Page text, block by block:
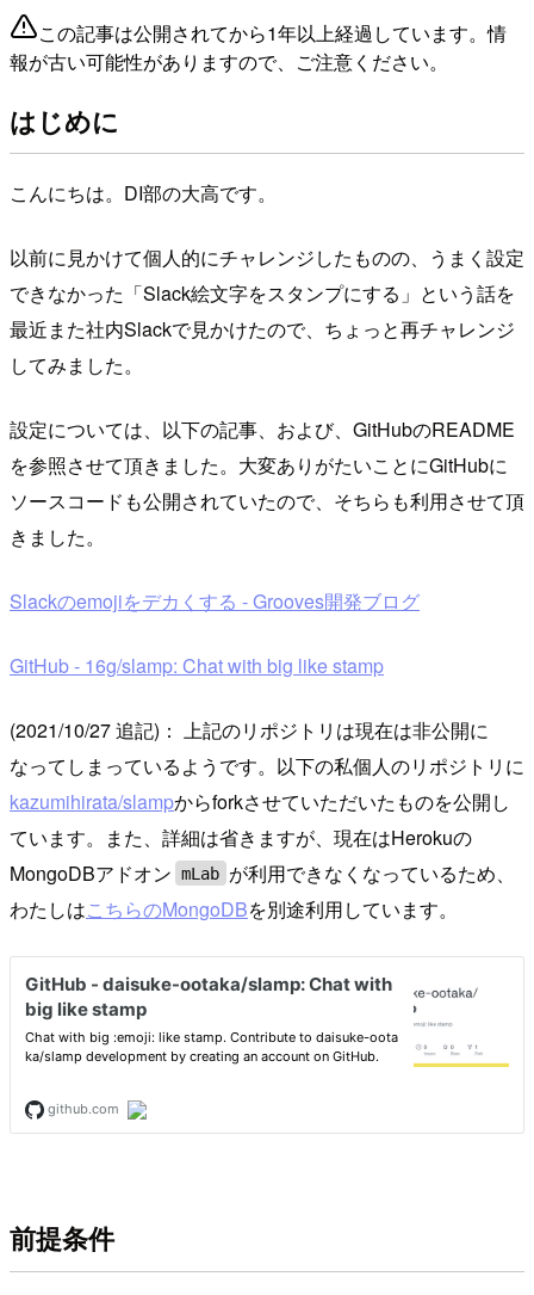
この記事は公開されてから1年以上経過しています。情
報が古い可能性がありますので、ご注意ください。
はじめに
こんにちは。DI部の大高です。
以前に見かけて個人的にチャレンジしたものの、うまく設定
できなかった「Slack絵文字をスタンプにする」という話を
最近また社内Slackで見かけたので、ちょっと再チャレンジ
してみました。
設定については、以下の記事、および、GitHubのREADME
を参照させて頂きました。大変ありがたいことにGitHubに
ソースコードも公開されていたので、そちらも利用させて頂
きました。
Slackのemojiをデカくする - Grooves開発ブログ
GitHub - 16g/slamp: Chat with big like stamp
(2021/10/27 追記)： 上記のリポジトリは現在は非公開に
なってしまっているようです。以下の私個人のリポジトリに
kazumihirata/slampからforkさせていただいたものを公開し
ています。また、詳細は省きますが、現在はHerokuの
MongoDBアドオン mLab が利用できなくなっているため、
わたしはこちらのMongoDBを別途利用しています。
前提条件